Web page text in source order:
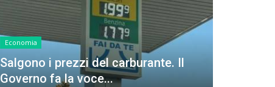
Economia
Salgono i prezzi del carburante. Il
Governo fa la voce...